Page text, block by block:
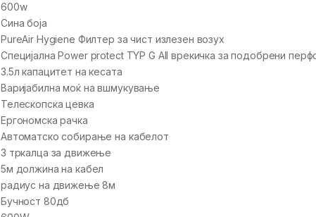
600w
Сина боја
PureAir Hygiene Филтер за чист излезен возух
Специјална Power protect TYP G All врекичка за подобрени
3.5л капацитет на кесата
Варијабилна моќ на вшмукување
Телескопска цевка
Ергономска рачка
Автоматско собирање на кабелот
3 тркалца за движење
5м должина на кабел
радиус на движење 8м
Бучност 80дб